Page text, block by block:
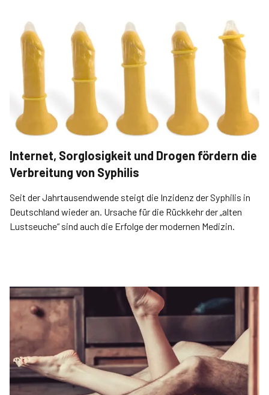
Internet, Sorglosigkeit und Drogen fördern die
Verbreitung von Syphilis
Seit der Jahrtausendwende steigt die Inzidenz der Syphilis in
Deutschland wieder an. Ursache für die Rückkehr der „alten
Lustseuche“ sind auch die Erfolge der modernen Medizin.